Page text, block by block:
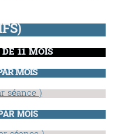
11 MOIS
MOIS
séance )
MOIS